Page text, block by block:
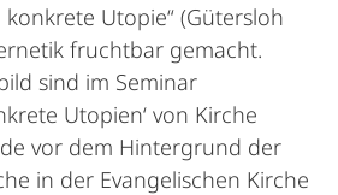
Utopie“ (Gütersloh
fruchtbar gemacht.
sind im Seminar
Utopien‘ von Kirche
vor dem Hintergrund der
in der Evangelischen Kirche